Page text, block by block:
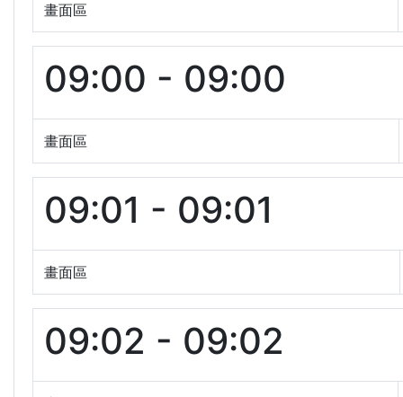
畫面區
09:00 - 09:00
畫面區
09:01 - 09:01
畫面區
09:02 - 09:02